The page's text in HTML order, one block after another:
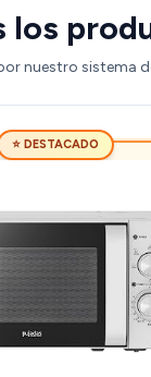
los
nuestro sistema
⭐ DESTACADO